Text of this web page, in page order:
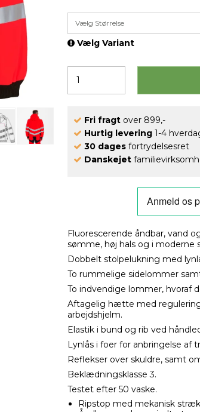
Vælg Størrelse
Vælg Variant
Fri fragt over 899,-
Hurtig levering 1-4
30 dages fortrydelsesret
Danskejet
Fluorescerende åndbar, vand
sømme, høj hals og i moderne
Dobbelt stolpelukning med
To rummelige sidelommer
To indvendige lommer, hvoraf
Aftagelig hætte med
arbejdshjelm.
Elastik i bund og rib ved
Lynlås i foer for anbringelse af
Reflekser over skuldre, samt
Beklædningsklasse 3.
Testet efter 50 vaske.
Ripstop med mekanisk stræk